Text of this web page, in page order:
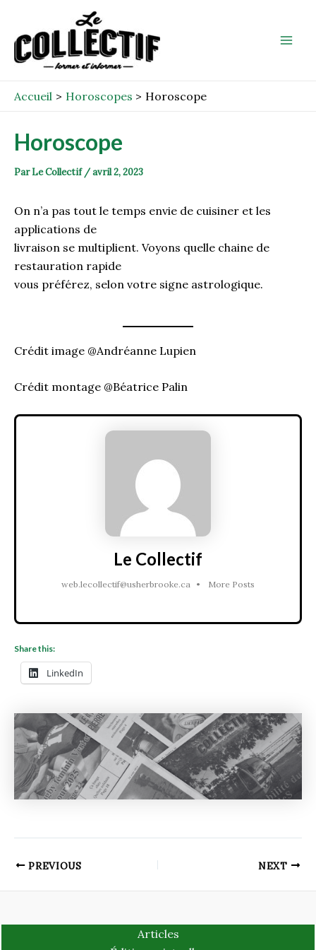
contenu
Accueil Horoscopes Horoscope
Horoscope
ParLe Collectif /avril 2, 2023
On n’a pas tout le temps envie de cuisiner et les
applications de
livraison se multiplient. Voyons quelle chaine de
restauration rapide
vous préférez, selon votre signe astrologique.
Crédit image @Andréanne Lupien
Crédit montage @Béatrice Palin
Le Collectif
web.lecollectif@usherbrooke.ca • More Posts
Share this:
LinkedIn
navigation
PREVIOUS NEXT
Articles